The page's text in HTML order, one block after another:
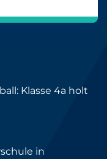
Klasse 4a holt
in